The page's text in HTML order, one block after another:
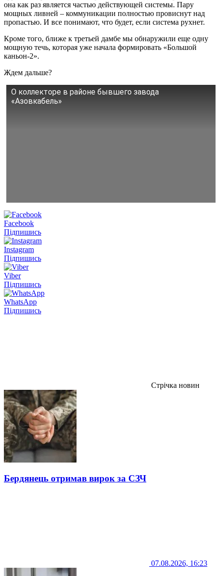
она как раз является частью действующей системы. Пару
мощных ливней – коммуникации полностью провиснут над
пропастью. И все понимают, что будет, если система рухнет.
Кроме того, ближе к третьей дамбе мы обнаружили еще одну
мощную течь, которая уже начала формировать «Большой
каньон-2».
Ждем дальше?
О коллекторе в районе бывшего завода
«Азовкабель»
Facebook
Підпишись
Instagram
Підпишись
Viber
Підпишись
WhatsApp
Підпишись
Стрічка новин
Бердянець отримав вирок за СЗЧ
07.08.2026, 16:23